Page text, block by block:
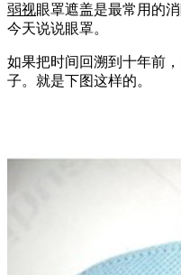
弱视眼罩遮盖是最常用的
今天说说眼罩。
如果把时间回溯到十年前
子。就是下图这样的。